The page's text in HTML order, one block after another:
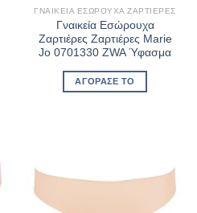
ΓΝΑΙΚΕΊΑ ΕΣΏΡΟΥΧΑ ΖΑΡΤΙΈΡΕΣ
Γναικεία Εσώρουχα
Ζαρτιέρες Ζαρτιέρες Marie
Jo 0701330 ZWA Ύφασμα
ΑΓΌΡΑΣΈ ΤΟ